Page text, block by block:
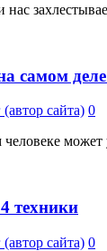
самом
сайта) 0
техники
сайта) 0